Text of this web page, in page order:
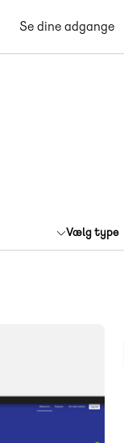
Se dine adgange
Vælg type